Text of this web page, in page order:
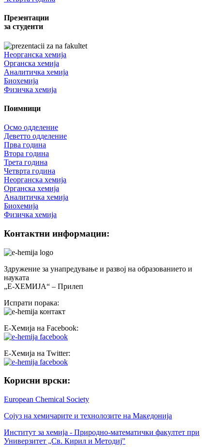
Презентации
за студенти
Неорганска хемија
Органска хемија
Аналитичка хемија
Биохемија
Физичка хемија
Поимници
Осмо одделение
Деветто одделение
Прва година
Втора година
Трета година
Четврта година
Неорганска хемија
Органска хемија
Аналитичка хемија
Биохемија
Физичка хемија
Контактни информации:
Здружение за унапредување и развој на образованието и
науката
„Е-ХЕМИЈА“ – Прилеп
Испрати порака:
Е-Хемија на Facebook:
Е-Хемија на Twitter:
Корисни врски:
European Chemical Society
Сојуз на хемичарите и технолозите на Македонија
Институт за хемија - Природно-математички факултет при
Универзитет „Св. Кирил и Методиј"